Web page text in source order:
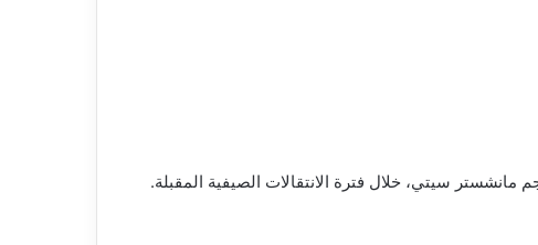
سيتي، خلال فترة الانتقالات الصيفية المقبلة.